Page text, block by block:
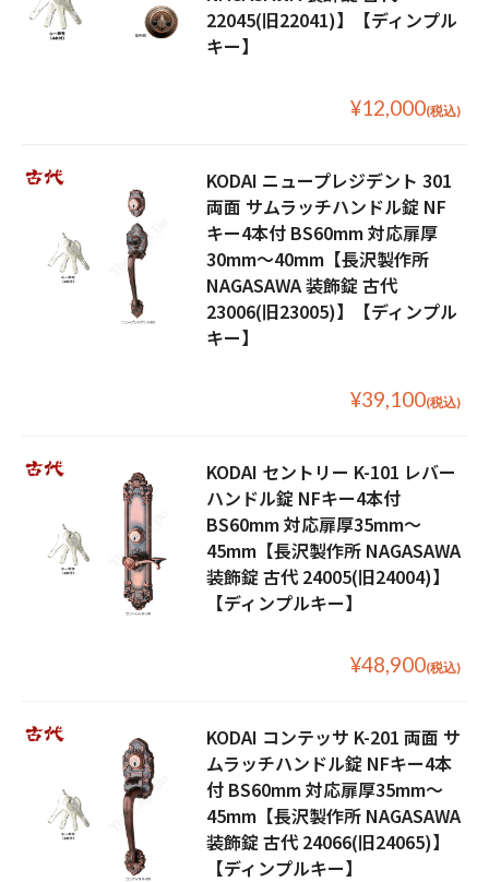
22045(旧22041)】【ディンプル
キー】
¥12,000(税込)
KODAI ニュープレジデント 301
両面 サムラッチハンドル錠 NF
キー4本付 BS60mm 対応扉厚
30mm〜40mm【長沢製作所
NAGASAWA 装飾錠 古代
23006(旧23005)】【ディンプル
キー】
¥39,100(税込)
KODAI セントリー K-101 レバー
ハンドル錠 NFキー4本付
BS60mm 対応扉厚35mm〜
45mm【長沢製作所 NAGASAWA
装飾錠 古代 24005(旧24004)】
【ディンプルキー】
¥48,900(税込)
KODAI コンテッサ K-201 両面 サ
ムラッチハンドル錠 NFキー4本
付 BS60mm 対応扉厚35mm〜
45mm【長沢製作所 NAGASAWA
装飾錠 古代 24066(旧24065)】
【ディンプルキー】